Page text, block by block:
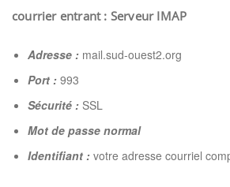
courrier entrant : Serveur IMAP
Adresse : mail.sud-ouest2.org
Port : 993
Sécurité : SSL
Mot de passe normal
Identifiant : votre adresse courriel